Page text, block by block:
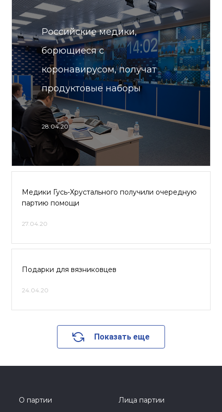
Российские медики,
борющиеся с
коронавирусом, получат
продуктовые наборы
28.04.20
Медики Гусь-Хрустального получили очередную
партию помощи
27.04.20
Подарки для вязниковцев
24.04.20
Показать еще
О партии
Лица партии